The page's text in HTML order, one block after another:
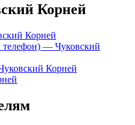
Корней
Корней
телефон) — Чуковский
Корней